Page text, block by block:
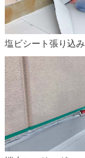
塩ビシート張り込み